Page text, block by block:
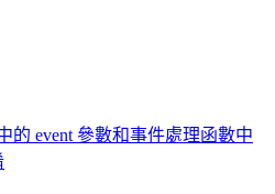
的 event 參數和事件處理函數中